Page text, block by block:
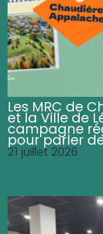
Les MRC de
et la Ville de
campagne
pour parler
21 juillet 2026